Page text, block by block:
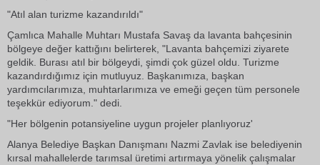
"Atıl alan turizme kazandırıldı"
Çamlıca Mahalle Muhtarı Mustafa Savaş da lavanta bahçesinin
bölgeye değer kattığını belirterek, "Lavanta bahçemizi ziyarete
geldik. Burası atıl bir bölgeydi, şimdi çok güzel oldu. Turizme
kazandırdığımız için mutluyuz. Başkanımıza, başkan
yardımcılarımıza, muhtarlarımıza ve emeği geçen tüm personele
teşekkür ediyorum." dedi.
"Her bölgenin potansiyeline uygun projeler planlıyoruz'
Alanya Belediye Başkan Danışmanı Nazmi Zavlak ise belediyenin
kırsal mahallelerde tarımsal üretimi artırmaya yönelik çalışmalar